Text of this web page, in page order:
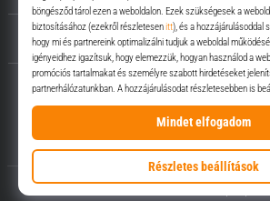
Top4Sport.hu
Ügyfélszolgálat